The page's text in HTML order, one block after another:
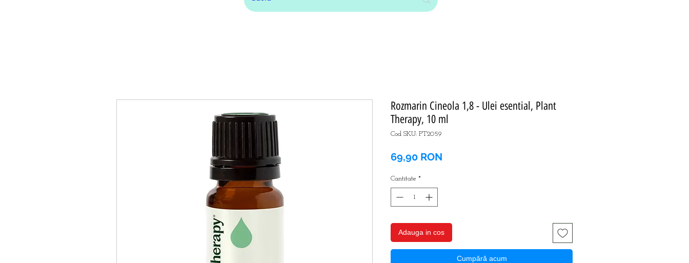
Rozmarin Cineola 1,8 - Ulei esential, Plant
Therapy, 10 ml
Cod SKU: PT2059
69,90 RON
Cantitate *
Adauga in cos
Cumpără acum